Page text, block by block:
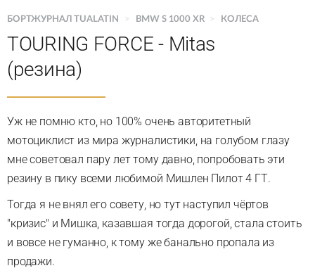
БОРТЖУРНАЛ TUALATIN > BMW S 1000 XR > КОЛЕСА
TOURING FORCE - Mitas
(резина)
Уж не помню кто, но 100% очень авторитетный
мотоциклист из мира журналистики, на голубом глазу
мне советовал пару лет тому давно, попробовать эти
резину в пику всеми любимой Мишлен Пилот 4 ГТ.
Тогда я не внял его совету, но тут наступил чёртов
"кризис" и Мишка, казавшая тогда дорогой, стала стоить
и вовсе не гуманно, к тому же банально пропала из
продажи.